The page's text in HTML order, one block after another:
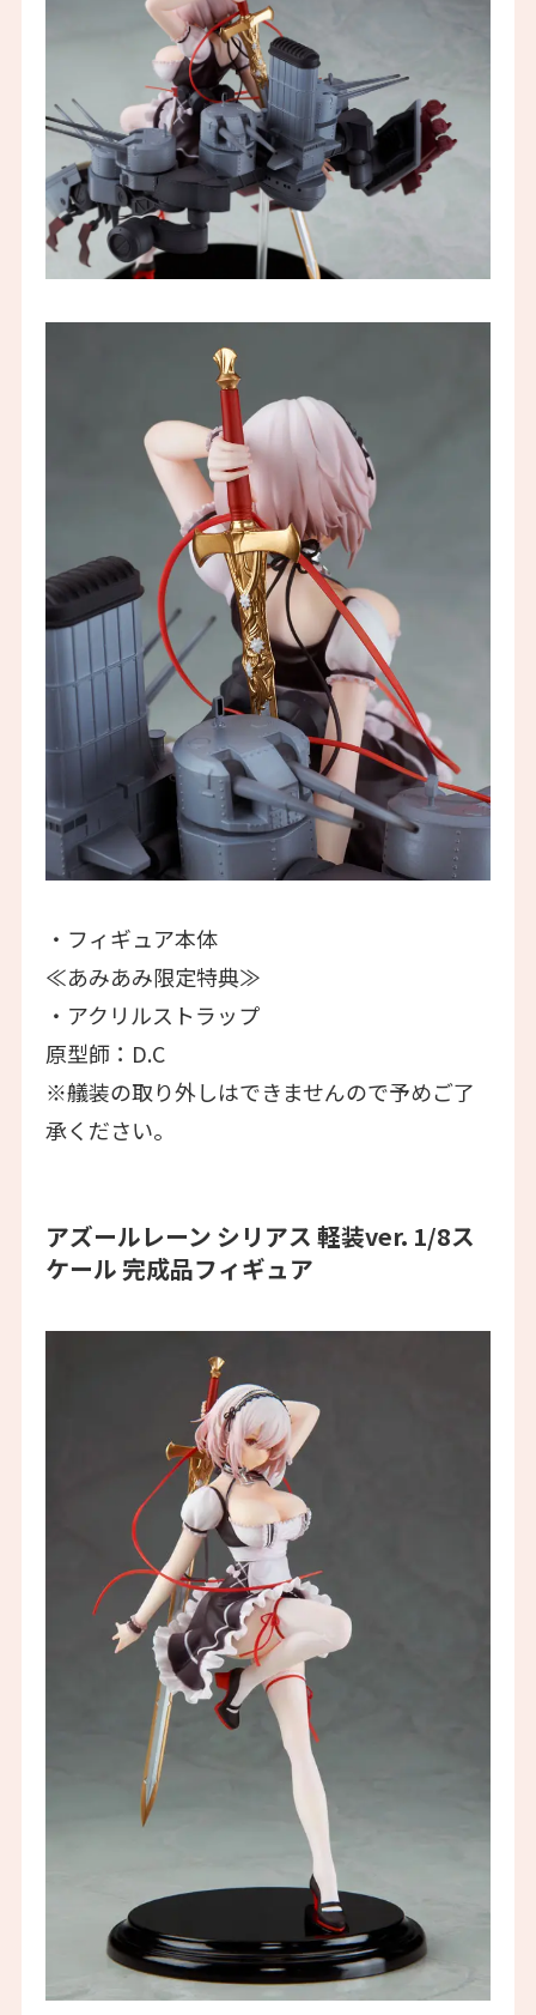
・フィギュア本体
≪あみあみ限定特典≫
・アクリルストラップ
原型師：D.C
※艤装の取り外しはできませんので予めご了
承ください。
アズールレーン シリアス 軽装ver. 1/8ス
ケール 完成品フィギュア